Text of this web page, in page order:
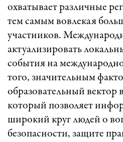
охватывает различные
тем самым вовлекая
участников.
актуализировать
события на
того, значительным
образовательный вектор
который позволяет
широкий круг людей о
безопасности, защите